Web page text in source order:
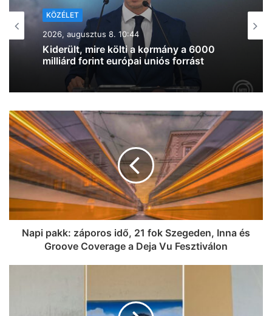
2026, augusztus 7. 19:39
Lazul a volt miniszterelnök: Orbán
Viktor felbukkant a szerbiai
trombitafesztiválon, sörözött és
Napi pakk: záporos idő, 21 fok Szegeden, Inna és
Groove Coverage a Deja Vu Fesztiválon